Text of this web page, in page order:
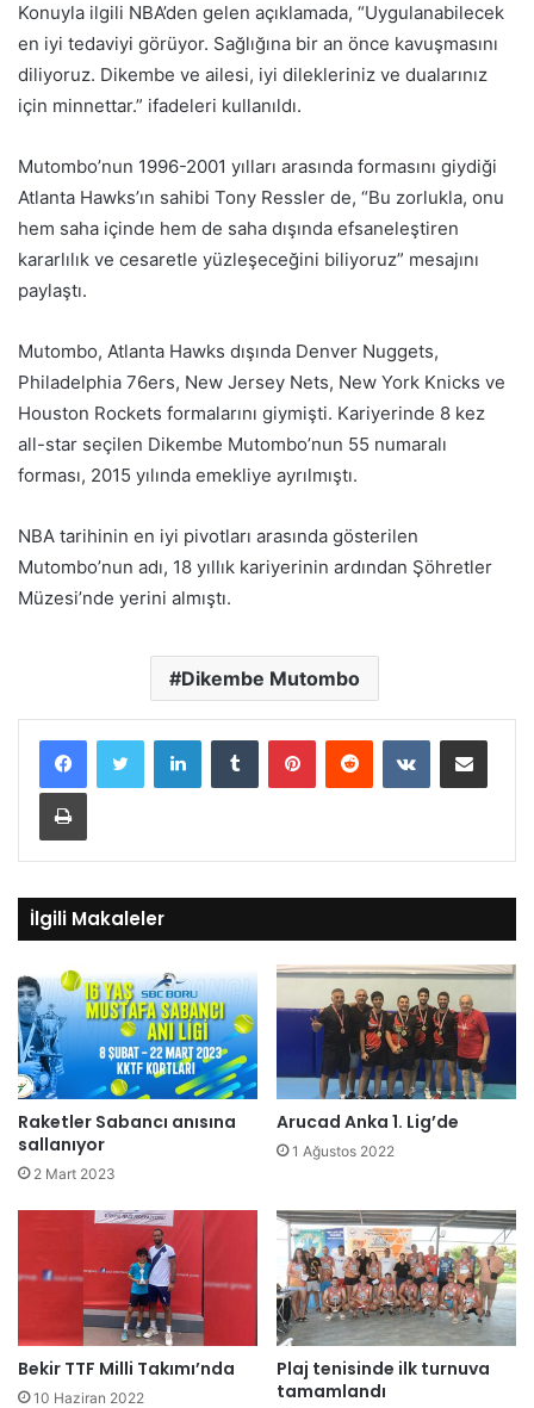
Konuyla ilgili NBA’den gelen açıklamada, “Uygulanabilecek
en iyi tedaviyi görüyor. Sağlığına bir an önce kavuşmasını
diliyoruz. Dikembe ve ailesi, iyi dilekleriniz ve dualarınız
için minnettar.” ifadeleri kullanıldı.
Mutombo’nun 1996-2001 yılları arasında formasını giydiği
Atlanta Hawks’ın sahibi Tony Ressler de, “Bu zorlukla, onu
hem saha içinde hem de saha dışında efsaneleştiren
kararlılık ve cesaretle yüzleşeceğini biliyoruz” mesajını
paylaştı.
Mutombo, Atlanta Hawks dışında Denver Nuggets,
Philadelphia 76ers, New Jersey Nets, New York Knicks ve
Houston Rockets formalarını giymişti. Kariyerinde 8 kez
all-star seçilen Dikembe Mutombo’nun 55 numaralı
forması, 2015 yılında emekliye ayrılmıştı.
NBA tarihinin en iyi pivotları arasında gösterilen
Mutombo’nun adı, 18 yıllık kariyerinin ardından Şöhretler
Müzesi’nde yerini almıştı.
Dikembe Mutombo
LinkedInTumblr PinterestReddit VKontakteE-Posta ile paylaş
Yazdır
İlgili Makaleler
Raketler Sabancı anısına
sallanıyor
2 Mart 2023
Arucad Anka 1. Lig’de
1 Ağustos 2022
Bekir TTF Milli Takımı’nda
10 Haziran 2022
Plaj tenisinde ilk turnuva
tamamlandı